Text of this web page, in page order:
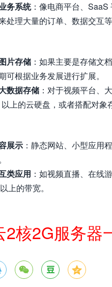
务系统：像电商平台、SaaS
处理大量的订单、数据交互等
片存储 ：如果主要是存储文
可根据业务发展进行扩展。
数据存储 ：对于视频平台、
上的云硬盘，或者搭配对象
展示 ：静态网站、小型应用
类应用 ：如视频直播、在线
上的带宽。
2核2G服务器
  